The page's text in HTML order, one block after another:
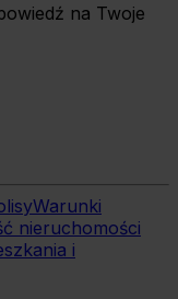
na Twoje
Warunki
nieruchomości
i